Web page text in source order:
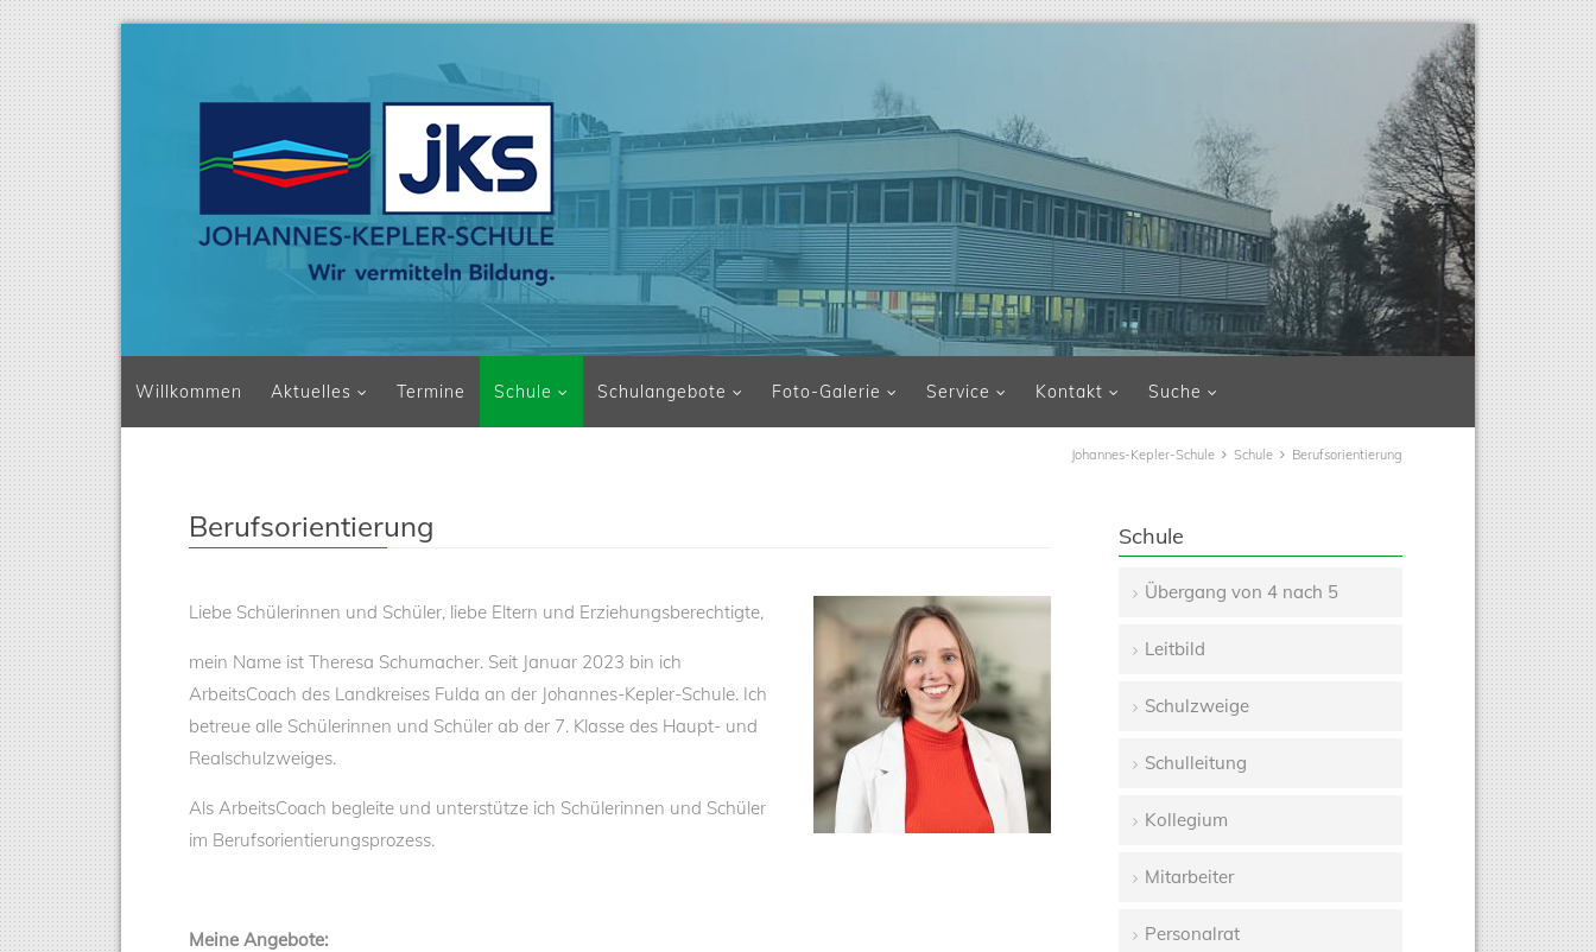
Navigation überspringen
Willkommen Aktuelles Termine Schule Schulangebote Foto-Galerie Service Kontakt Suche
Johannes-Kepler-Schule Schule Berufsorientierung
Berufsorientierung
Liebe Schülerinnen und Schüler, liebe Eltern und Erziehungsberechtigte,
mein Name ist Theresa Schumacher. Seit Januar 2023 bin ich
ArbeitsCoach des Landkreises Fulda an der Johannes-Kepler-Schule. Ich
betreue alle Schülerinnen und Schüler ab der 7. Klasse des Haupt- und
Realschulzweiges.
Als ArbeitsCoach begleite und unterstütze ich Schülerinnen und Schüler
im Berufsorientierungsprozess.
Meine Angebote:
Schule
überspringen
Übergang von 4 nach 5
Leitbild
Schulzweige
Schulleitung
Kollegium
Mitarbeiter
Personalrat